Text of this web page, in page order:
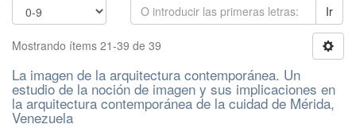
Ir
Mostrando ítems 21-39 de 39
La imagen de la arquitectura contemporánea. Un
estudio de la noción de imagen y sus implicaciones en
la arquitectura contemporánea de la cuidad de Mérida,
Venezuela